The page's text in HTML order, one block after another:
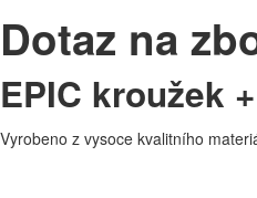
Dotaz na
EPIC kroužek
Vyrobeno z vysoce kvalitního